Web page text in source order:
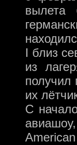
I близ
из
получил
их
С